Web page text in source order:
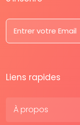
Liens rapides
À propos